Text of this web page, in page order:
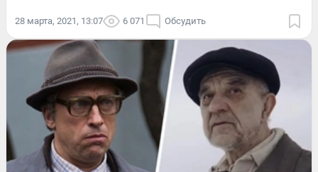
28 марта, 2021, 13:07 6 071 Обсудить